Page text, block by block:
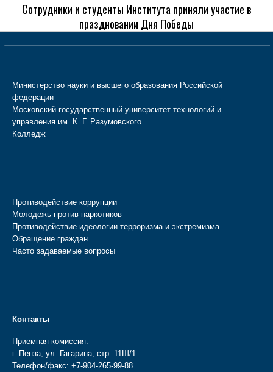
Сотрудники и студенты Института приняли участие в
праздновании Дня Победы
Министерство науки и высшего образования Российской
федерации
Московский государственный университет технологий и
управления им. К. Г. Разумовского
Колледж
Противодействие коррупции
Молодежь против наркотиков
Противодействие идеологии терроризма и экстремизма
Обращение граждан
Часто задаваемые вопросы
Контакты
Приемная комиссия:
г. Пенза, ул. Гагарина, стр. 11Ш/1
Телефон/факс: +7-904-265-99-88